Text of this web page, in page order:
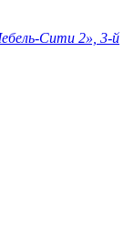
Сити 2», 3-й